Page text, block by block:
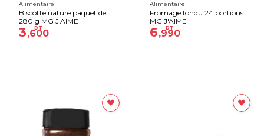
Alimentaire
Biscotte nature paquet de
280 g MG J'AIME
3,600
DT
Alimentaire
Fromage fondu 24 portions
MG J'AIME
6,990
DT